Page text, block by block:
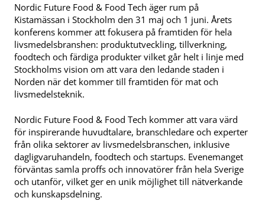
Nordic Future Food & Food Tech äger rum på
Kistamässan i Stockholm den 31 maj och 1 juni. Årets
konferens kommer att fokusera på framtiden för hela
livsmedelsbranshen: produktutveckling, tillverkning,
foodtech och färdiga produkter vilket går helt i linje med
Stockholms vision om att vara den ledande staden i
Norden när det kommer till framtiden för mat och
livsmedelsteknik.
Nordic Future Food & Food Tech kommer att vara värd
för inspirerande huvudtalare, branschledare och experter
från olika sektorer av livsmedelsbranschen, inklusive
dagligvaruhandeln, foodtech och startups. Evenemanget
förväntas samla proffs och innovatörer från hela Sverige
och utanför, vilket ger en unik möjlighet till nätverkande
och kunskapsdelning.